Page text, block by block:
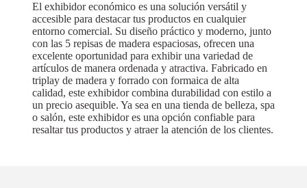
El exhibidor económico es una solución versátil y
accesible para destacar tus productos en cualquier
entorno comercial. Su diseño práctico y moderno, junto
con las 5 repisas de madera espaciosas, ofrecen una
excelente oportunidad para exhibir una variedad de
artículos de manera ordenada y atractiva. Fabricado en
triplay de madera y forrado con formaica de alta
calidad, este exhibidor combina durabilidad con estilo a
un precio asequible. Ya sea en una tienda de belleza, spa
o salón, este exhibidor es una opción confiable para
resaltar tus productos y atraer la atención de los clientes.